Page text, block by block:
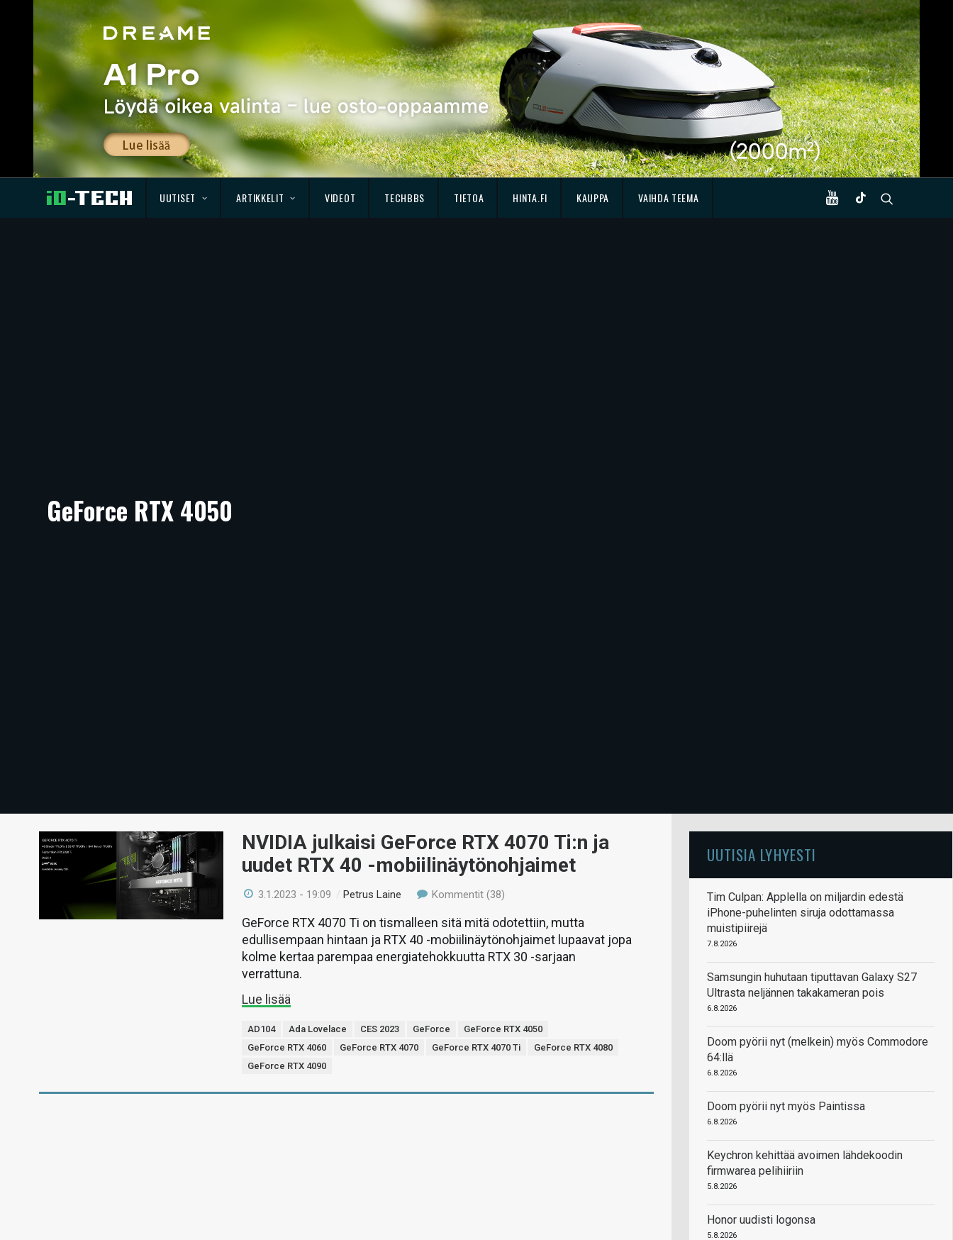
UUTISET ARTIKKELIT VIDEOT TECHBBS TIETOA HINTA.FI KAUPPA VAIHDA TEEMA
GeForce RTX 4050
NVIDIA julkaisi GeForce RTX 4070 Ti:n ja
uudet RTX 40 -mobiilinäytönohjaimet
3.1.2023 - 19:09 /Petrus Laine Kommentit (38)
GeForce RTX 4070 Ti on tismalleen sitä mitä odotettiin, mutta
edullisempaan hintaan ja RTX 40 -mobiilinäytönohjaimet lupaavat jopa
kolme kertaa parempaa energiatehokkuutta RTX 30 -sarjaan
verrattuna.
Lue lisää
AD104 Ada Lovelace CES 2023 GeForce
GeForce RTX 4050
GeForce RTX 4060
GeForce RTX 4070 GeForce RTX 4070 Ti
GeForce RTX 4080
GeForce RTX 4090
UUTISIA LYHYESTI
Tim Culpan: Applella on miljardin edestä
iPhone-puhelinten siruja odottamassa
muistipiirejä
7.8.2026
Samsungin huhutaan tiputtavan Galaxy S27
Ultrasta neljännen takakameran pois
6.8.2026
Doom pyörii nyt (melkein) myös Commodore
64:llä
6.8.2026
Doom pyörii nyt myös Paintissa
6.8.2026
Keychron kehittää avoimen lähdekoodin
firmwarea pelihiiriin
5.8.2026
Honor uudisti logonsa
5.8.2026